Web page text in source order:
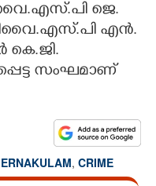
ജെ.
എൻ.
കെ.ജി.
സംഘമാണ്
ERNAKULAM, CRIME